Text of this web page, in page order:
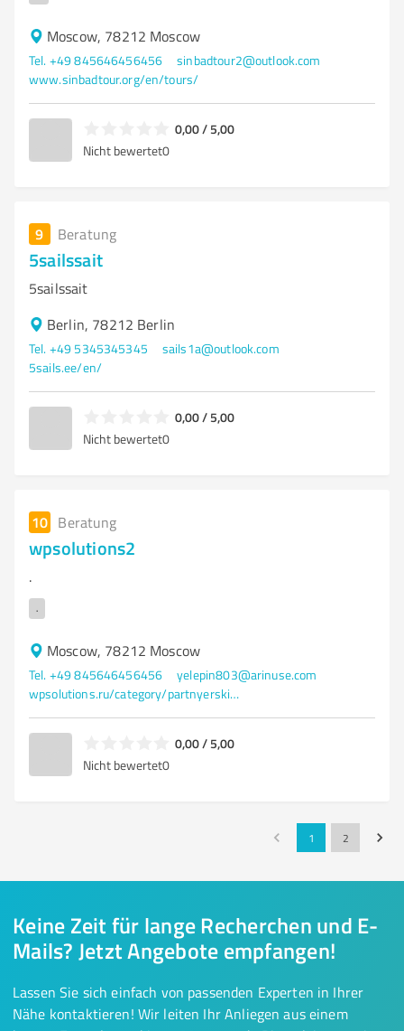
Moscow, 78212 Moscow
Tel. +49 845646456456
sinbadtour2@outlook.com
www.sinbadtour.org/en/tours/
0,00 / 5,00
Nicht bewertet0
9 Beratung
5sailssait
5sailssait
Berlin, 78212 Berlin
Tel. +49 5345345345
sails1a@outlook.com
5sails.ee/en/
0,00 / 5,00
Nicht bewertet0
10 Beratung
wpsolutions2
.
.
Moscow, 78212 Moscow
Tel. +49 845646456456
yelepin803@arinuse.com
wpsolutions.ru/category/partnyerskie-programmy
0,00 / 5,00
Nicht bewertet0
1 2
Keine Zeit für lange Recherchen und E-
Mails? Jetzt Angebote empfangen!
Lassen Sie sich einfach von passenden Experten in Ihrer
Nähe kontaktieren! Wir leiten Ihr Anliegen aus einem